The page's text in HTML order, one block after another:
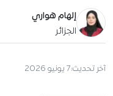
إلهام هواري
الجزائر
آخر تحديث:7 يونيو 2026